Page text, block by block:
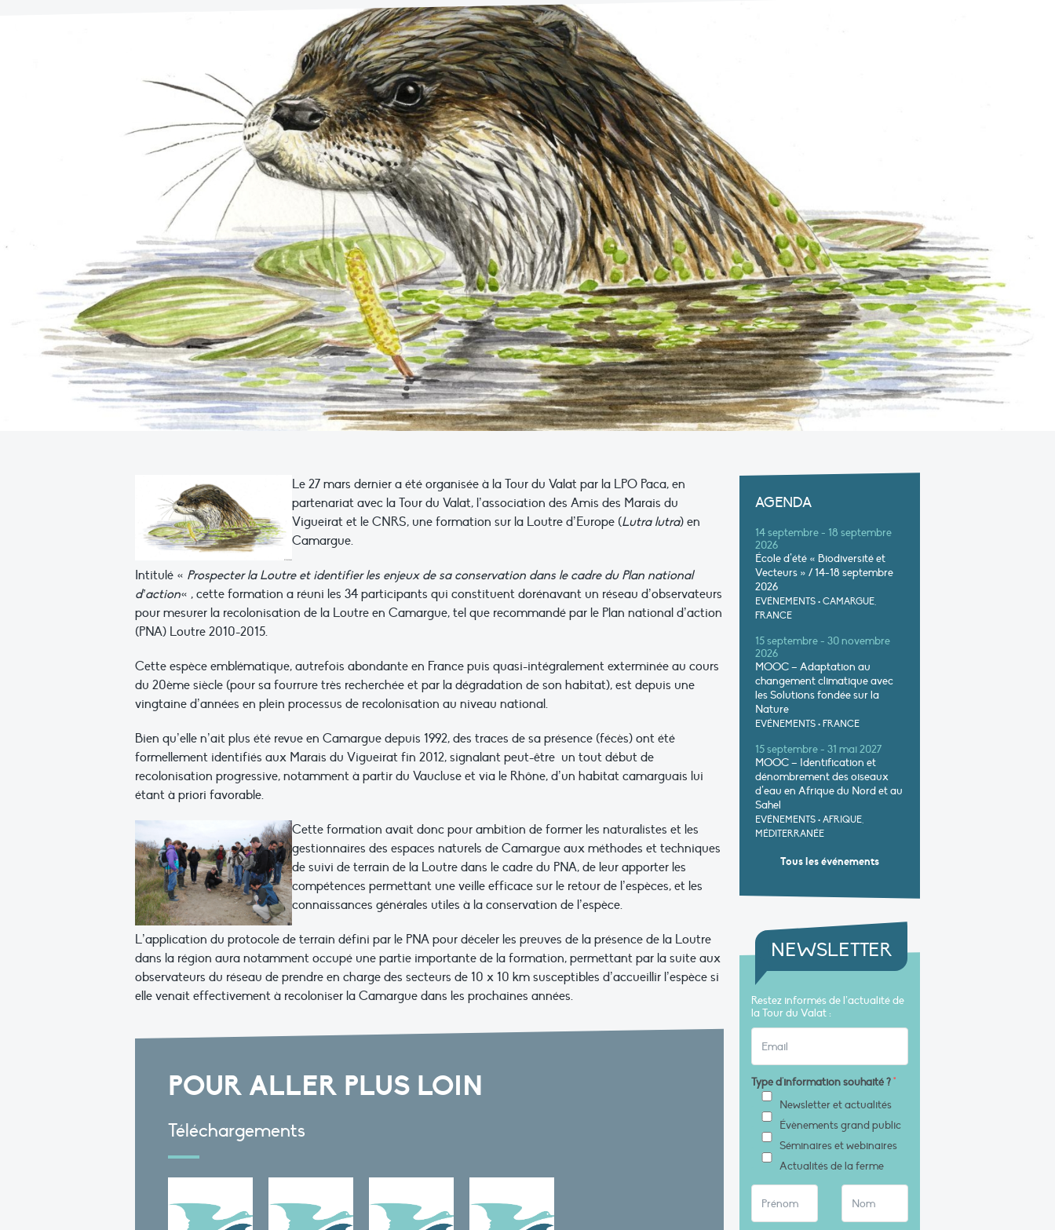
Le 27 mars dernier a été organisée à la Tour du Valat par la LPO Paca, en
partenariat avec la Tour du Valat, l’association des Amis des Marais du
Vigueirat et le CNRS, une formation sur la Loutre d’Europe (Lutra lutra) en
Camargue.
Intitulé « Prospecter la Loutre et identifier les enjeux de sa conservation dans le cadre du Plan national
d’action« , cette formation a réuni les 34 participants qui constituent dorénavant un réseau d’observateurs
pour mesurer la recolonisation de la Loutre en Camargue, tel que recommandé par le Plan national d’action
(PNA) Loutre 2010-2015.
Cette espèce emblématique, autrefois abondante en France puis quasi-intégralement exterminée au cours
du 20ème siècle (pour sa fourrure très recherchée et par la dégradation de son habitat), est depuis une
vingtaine d’années en plein processus de recolonisation au niveau national.
Bien qu’elle n’ait plus été revue en Camargue depuis 1992, des traces de sa présence (fécès) ont été
formellement identifiés aux Marais du Vigueirat fin 2012, signalant peut-être un tout début de
recolonisation progressive, notamment à partir du Vaucluse et via le Rhône, d’un habitat camarguais lui
étant à priori favorable.
Cette formation avait donc pour ambition de former les naturalistes et les
gestionnaires des espaces naturels de Camargue aux méthodes et techniques
de suivi de terrain de la Loutre dans le cadre du PNA, de leur apporter les
compétences permettant une veille efficace sur le retour de l’espèces, et les
connaissances générales utiles à la conservation de l’espèce.
L’application du protocole de terrain défini par le PNA pour déceler les preuves de la présence de la Loutre
dans la région aura notamment occupé une partie importante de la formation, permettant par la suite aux
observateurs du réseau de prendre en charge des secteurs de 10 x 10 km susceptibles d’accueillir l’espèce si
elle venait effectivement à recoloniser la Camargue dans les prochaines années.
POUR ALLER PLUS LOIN
Téléchargements
AGENDA
14 septembre - 18 septembre
2026
École d’été « Biodiversité et
Vecteurs » / 14-18 septembre
2026
EVÉNEMENTS • CAMARGUE,
FRANCE
15 septembre - 30 novembre
2026
MOOC – Adaptation au
changement climatique avec
les Solutions fondée sur la
Nature
EVÉNEMENTS • FRANCE
15 septembre - 31 mai 2027
MOOC – Identification et
dénombrement des oiseaux
d’eau en Afrique du Nord et au
Sahel
EVÉNEMENTS • AFRIQUE,
MÉDITERRANÉE
Tous les événements
NEWSLETTER
Restez informés de l’actualité de
la Tour du Valat :
Type d'information souhaité ?*
Newsletter et actualités
Évènements grand public
Séminaires et webinaires
Actualités de la ferme